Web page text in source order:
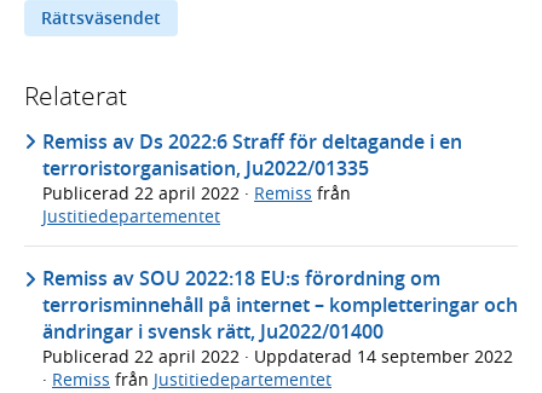
Rättsväsendet
Relaterat
Remiss av Ds 2022:6 Straff för deltagande i en
terroristorganisation, Ju2022/01335
Publicerad 22 april 2022 · Remiss från
Justitiedepartementet
Remiss av SOU 2022:18 EU:s förordning om
terrorisminnehåll på internet – kompletteringar och
ändringar i svensk rätt, Ju2022/01400
Publicerad 22 april 2022 · Uppdaterad 14 september 2022
· Remiss från Justitiedepartementet